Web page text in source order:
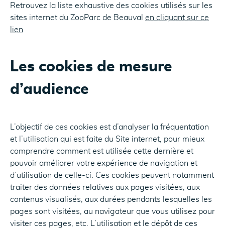
Retrouvez la liste exhaustive des cookies utilisés sur les
sites internet du ZooParc de Beauval en cliquant sur ce
lien
Les cookies de mesure
d’audience
L’objectif de ces cookies est d’analyser la fréquentation
et l’utilisation qui est faite du Site internet, pour mieux
comprendre comment est utilisée cette dernière et
pouvoir améliorer votre expérience de navigation et
d’utilisation de celle-ci. Ces cookies peuvent notamment
traiter des données relatives aux pages visitées, aux
contenus visualisés, aux durées pendants lesquelles les
pages sont visitées, au navigateur que vous utilisez pour
visiter ces pages, etc. L’utilisation et le dépôt de ces